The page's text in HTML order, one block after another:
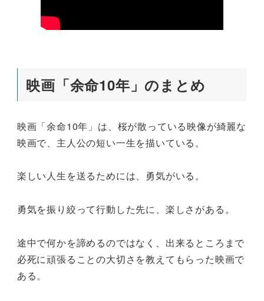
映画「余命10年」のまとめ
映画「余命10年」は、桜が散っている映像が綺麗な
映画で、主人公の短い一生を描いている。
楽しい人生を送るためには、勇気がいる。
勇気を振り絞って行動した先に、楽しさがある。
途中で何かを諦めるのではなく、出来るところまで
必死に頑張ることの大切さを教えてもらった映画で
ある。